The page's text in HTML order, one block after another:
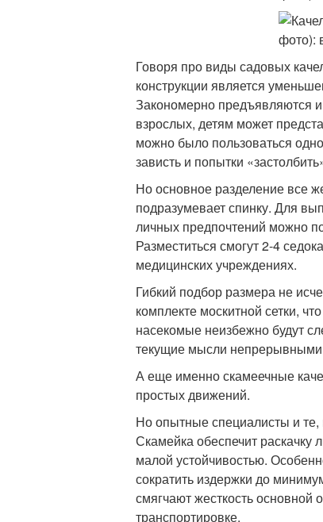
Говоря про виды садовых
конструкции является
Закономерно предъявляются
взрослых, детям может
можно было пользоваться
зависть и попытки
Но основное разделение все
подразумевает спинку. Для
личных предпочтений можно
Разместиться смогут 2-4
медицинских учреждениях.
Гибкий подбор размера не
комплекте москитной сетки,
насекомые неизбежно будут
текущие мысли непрерывными
А еще именно скамеечные
простых движений.
Но опытные специалисты и те,
Скамейка обеспечит раскачку
малой устойчивостью.
сократить издержки до
смягчают жесткость основной
транспортировке.